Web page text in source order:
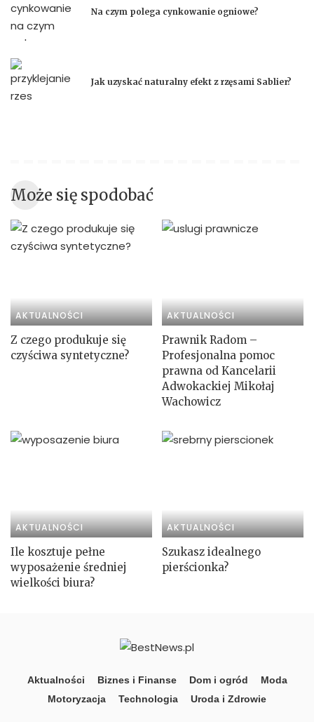
Na czym polega cynkowanie ogniowe?
Jak uzyskać naturalny efekt z rzęsami Sablier?
Może się spodobać
AKTUALNOŚCI
Z czego produkuje się
czyściwa syntetyczne?
AKTUALNOŚCI
Prawnik Radom –
Profesjonalna pomoc
prawna od Kancelarii
Adwokackiej Mikołaj
Wachowicz
AKTUALNOŚCI
Ile kosztuje pełne
wyposażenie średniej
wielkości biura?
AKTUALNOŚCI
Szukasz idealnego
pierścionka?
Aktualności Biznes i Finanse Dom i ogród
Moda
Motoryzacja
Technologia Uroda i Zdrowie